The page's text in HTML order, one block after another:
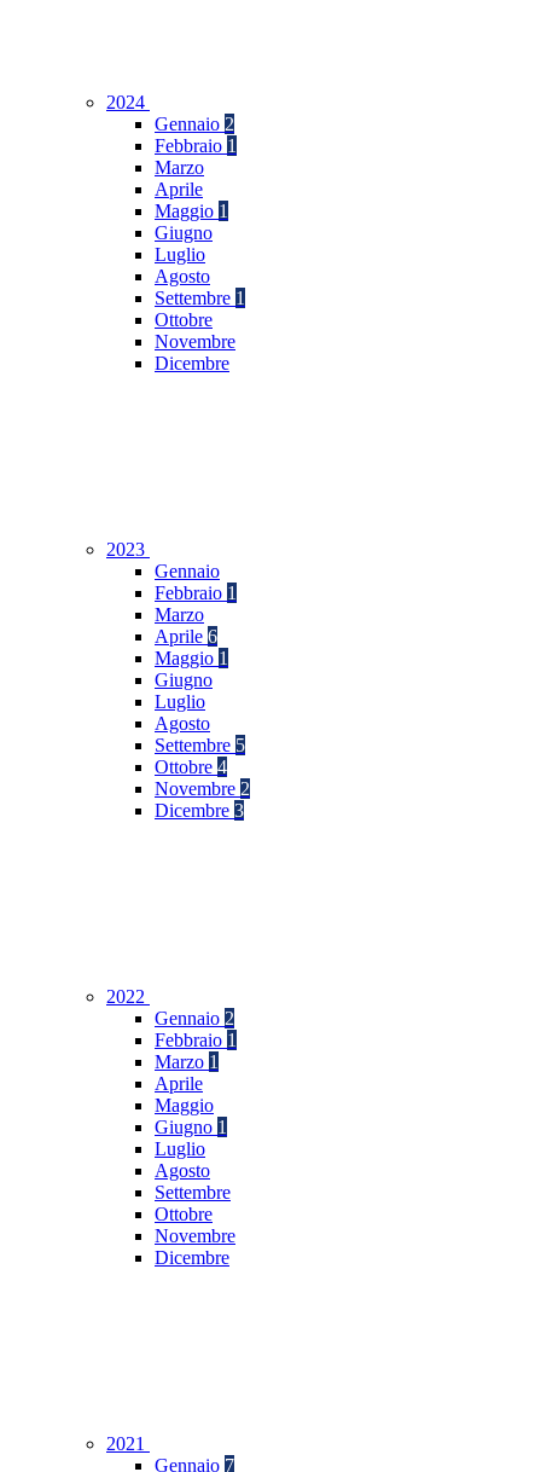
2024
Gennaio 2
Febbraio 1
Marzo
Aprile
Maggio 1
Giugno
Luglio
Agosto
Settembre 1
Ottobre
Novembre
Dicembre
2023
Gennaio
Febbraio 1
Marzo
Aprile 6
Maggio 1
Giugno
Luglio
Agosto
Settembre 5
Ottobre 4
Novembre 2
Dicembre 3
2022
Gennaio 2
Febbraio 1
Marzo 1
Aprile
Maggio
Giugno 1
Luglio
Agosto
Settembre
Ottobre
Novembre
Dicembre
2021
Gennaio 7